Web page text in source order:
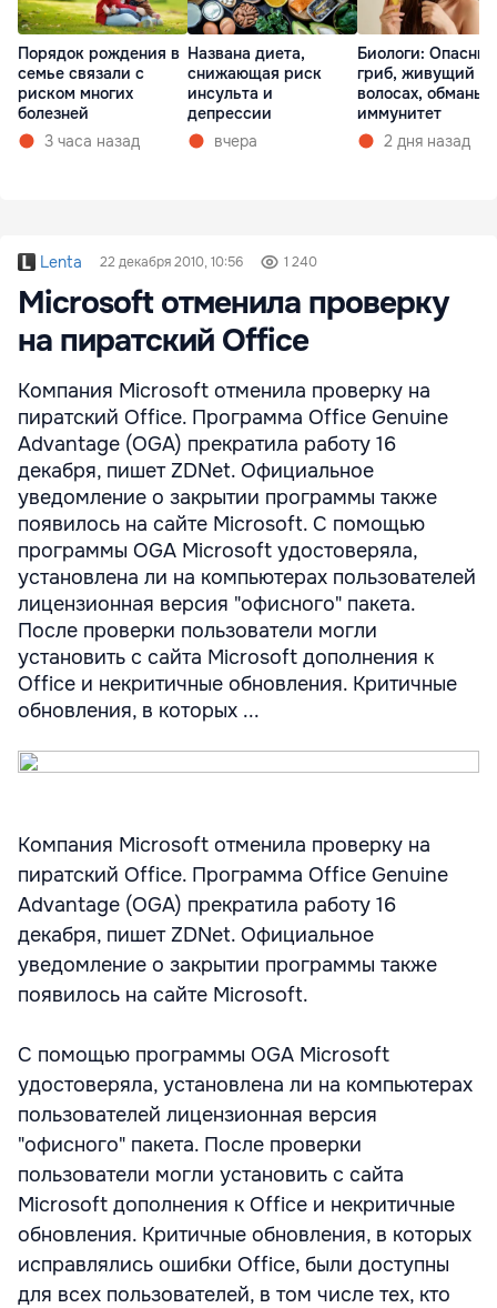
Порядок рождения в
семье связали с
риском многих
болезней
3 часа назад
Названа диета,
снижающая риск
инсульта и
депрессии
вчера
Биологи: Опасный
гриб, живущий в
волосах,
иммунитет
2 дня назад
Lenta 22 декабря 2010, 10:56 1 240
Microsoft отменила проверку
на пиратский Office
Компания Microsoft отменила проверку на
пиратский Office. Программа Office Genuine
Advantage (OGA) прекратила работу 16
декабря, пишет ZDNet. Официальное
уведомление о закрытии программы также
появилось на сайте Microsoft. C помощью
программы OGA Microsoft удостоверяла,
установлена ли на компьютерах пользователей
лицензионная версия "офисного" пакета.
После проверки пользователи могли
установить с сайта Microsoft дополнения к
Office и некритичные обновления. Критичные
обновления, в которых ...
Компания Microsoft отменила проверку на
пиратский Office. Программа Office Genuine
Advantage (OGA) прекратила работу 16
декабря, пишет ZDNet. Официальное
уведомление о закрытии программы также
появилось на сайте Microsoft.
C помощью программы OGA Microsoft
удостоверяла, установлена ли на компьютерах
пользователей лицензионная версия
"офисного" пакета. После проверки
пользователи могли установить с сайта
Microsoft дополнения к Office и некритичные
обновления. Критичные обновления, в которых
исправлялись ошибки Office, были доступны
для всех пользователей, в том числе тех, кто